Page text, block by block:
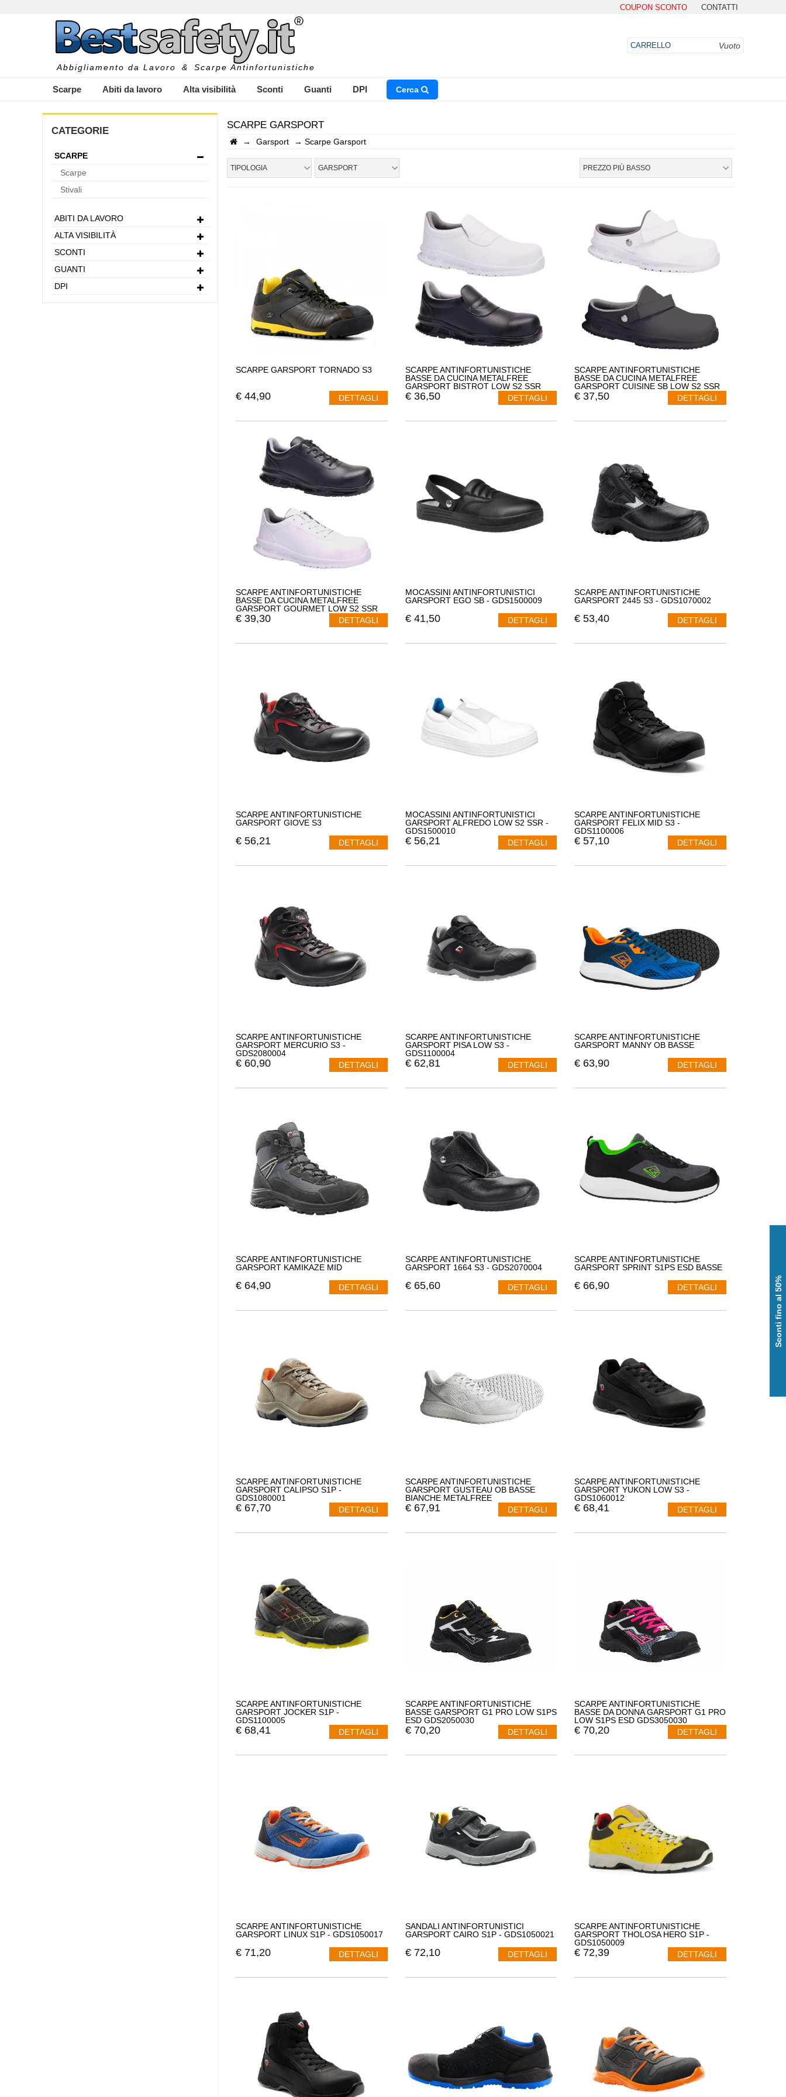
COUPON SCONTO CONTATTI
Abbigliamento da Lavoro & Scarpe Antinfortunistiche
CARRELLO Vuoto
Scarpe Abiti da lavoro Alta visibilità Sconti Guanti DPI Cerca
INSERISCI IL NOME DEL PRODOTTO CHE STAI CERCANDO
CHIUDI RICERCA
CATEGORIE
SCARPE
Scarpe
Stivali
ABITI DA LAVORO
ALTA VISIBILITÀ
SCONTI
GUANTI
DPI
SCARPE GARSPORT
→ Garsport → Scarpe Garsport
TIPOLOGIA GARSPORT PREZZO PIÙ BASSO
SCARPE GARSPORT TORNADO S3
€ 44,90 DETTAGLI
SCARPE ANTINFORTUNISTICHE
BASSE DA CUCINA METALFREE
GARSPORT BISTROT LOW S2 SSR
GDS1500019
€ 36,50 DETTAGLI
SCARPE ANTINFORTUNISTICHE
BASSE DA CUCINA METALFREE
GARSPORT CUISINE SB LOW S2 SSR
GDS1500020
€ 37,50 DETTAGLI
SCARPE ANTINFORTUNISTICHE
BASSE DA CUCINA METALFREE
GARSPORT GOURMET LOW S2 SSR
GDS1500018
€ 39,30 DETTAGLI
MOCASSINI ANTINFORTUNISTICI
GARSPORT EGO SB - GDS1500009
€ 41,50 DETTAGLI
SCARPE ANTINFORTUNISTICHE
GARSPORT 2445 S3 - GDS1070002
€ 53,40 DETTAGLI
SCARPE ANTINFORTUNISTICHE
GARSPORT GIOVE S3
€ 56,21 DETTAGLI
MOCASSINI ANTINFORTUNISTICI
GARSPORT ALFREDO LOW S2 SSR -
GDS1500010
€ 56,21 DETTAGLI
SCARPE ANTINFORTUNISTICHE
GARSPORT FELIX MID S3 -
GDS1100006
€ 57,10 DETTAGLI
SCARPE ANTINFORTUNISTICHE
GARSPORT MERCURIO S3 -
GDS2080004
€ 60,90 DETTAGLI
SCARPE ANTINFORTUNISTICHE
GARSPORT PISA LOW S3 -
GDS1100004
€ 62,81 DETTAGLI
SCARPE ANTINFORTUNISTICHE
GARSPORT MANNY OB BASSE
€ 63,90 DETTAGLI
SCARPE ANTINFORTUNISTICHE
GARSPORT KAMIKAZE MID
€ 64,90 DETTAGLI
SCARPE ANTINFORTUNISTICHE
GARSPORT 1664 S3 - GDS2070004
€ 65,60 DETTAGLI
SCARPE ANTINFORTUNISTICHE
GARSPORT SPRINT S1PS ESD BASSE
€ 66,90 DETTAGLI
SCARPE ANTINFORTUNISTICHE
GARSPORT CALIPSO S1P -
GDS1080001
€ 67,70 DETTAGLI
SCARPE ANTINFORTUNISTICHE
GARSPORT GUSTEAU OB BASSE
BIANCHE METALFREE
€ 67,91 DETTAGLI
SCARPE ANTINFORTUNISTICHE
GARSPORT YUKON LOW S3 -
GDS1060012
€ 68,41 DETTAGLI
SCARPE ANTINFORTUNISTICHE
GARSPORT JOCKER S1P -
GDS1100005
€ 68,41 DETTAGLI
SCARPE ANTINFORTUNISTICHE
BASSE GARSPORT G1 PRO LOW S1PS
ESD GDS2050030
€ 70,20 DETTAGLI
SCARPE ANTINFORTUNISTICHE
BASSE DA DONNA GARSPORT G1 PRO
LOW S1PS ESD GDS3050030
€ 70,20 DETTAGLI
SCARPE ANTINFORTUNISTICHE
GARSPORT LINUX S1P - GDS1050017
€ 71,20 DETTAGLI
SANDALI ANTINFORTUNISTICI
GARSPORT CAIRO S1P - GDS1050021
€ 72,10 DETTAGLI
SCARPE ANTINFORTUNISTICHE
GARSPORT THOLOSA HERO S1P -
GDS1050009
€ 72,39 DETTAGLI
Sconti fino al 50%